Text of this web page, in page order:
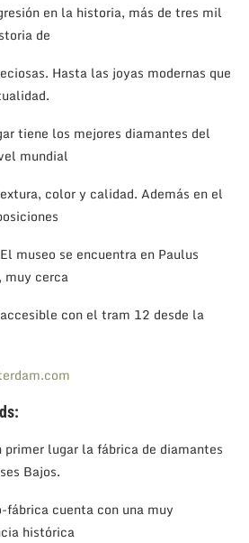
en la historia, más de tres mil
de
Hasta las joyas modernas que
tiene los mejores diamantes del
mundial
color y calidad. Además en el
museo se encuentra en Paulus
muy cerca
con el tram 12 desde la
primer lugar la fábrica de diamantes
Bajos.
fábrica cuenta con una muy
histórica